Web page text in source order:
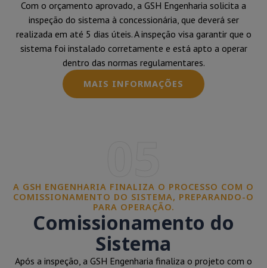
Com o orçamento aprovado, a GSH Engenharia solicita a
inspeção do sistema à concessionária, que deverá ser
realizada em até 5 dias úteis. A inspeção visa garantir que o
sistema foi instalado corretamente e está apto a operar
dentro das normas regulamentares.
MAIS INFORMAÇÕES
A GSH ENGENHARIA FINALIZA O PROCESSO COM O
COMISSIONAMENTO DO SISTEMA, PREPARANDO-O
PARA OPERAÇÃO.
Comissionamento do
Sistema
Após a inspeção, a GSH Engenharia finaliza o projeto com o